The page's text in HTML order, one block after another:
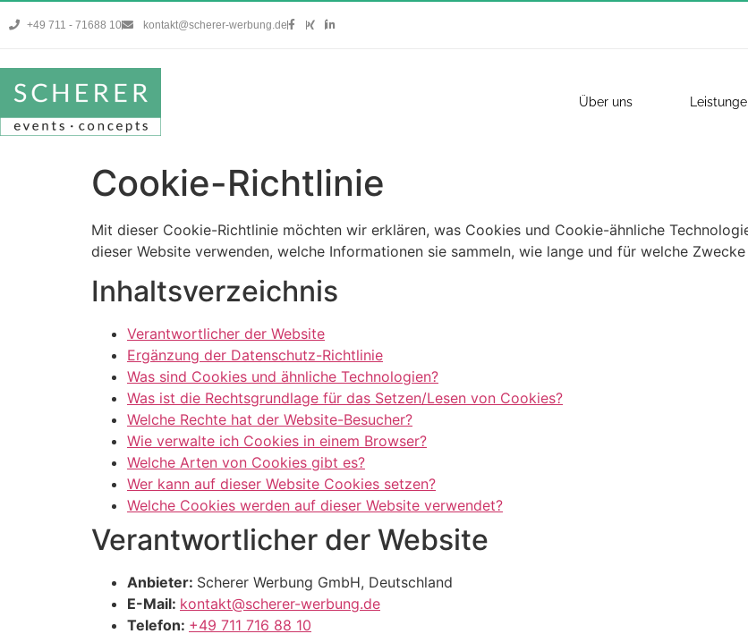
+49 711 - 71688 10 kontakt@scherer-werbung.de
Über uns
Cookie-Richtlinie
Mit dieser Cookie-Richtlinie möchten wir erklären, was Cookies und Cookie-ähnliche
dieser Website verwenden, welche Informationen sie sammeln, wie lange und für welche
Inhaltsverzeichnis
Verantwortlicher der Website
Ergänzung der Datenschutz-Richtlinie
Was sind Cookies und ähnliche Technologien?
Was ist die Rechtsgrundlage für das Setzen/Lesen von Cookies?
Welche Rechte hat der Website-Besucher?
Wie verwalte ich Cookies in einem Browser?
Welche Arten von Cookies gibt es?
Wer kann auf dieser Website Cookies setzen?
Welche Cookies werden auf dieser Website verwendet?
Verantwortlicher der Website
Anbieter: Scherer Werbung GmbH, Deutschland
E-Mail: kontakt@scherer-werbung.de
Telefon: +49 711 716 88 10